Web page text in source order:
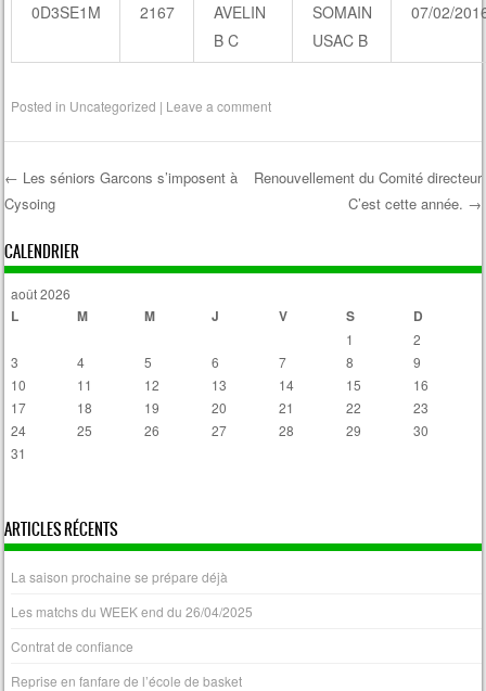
0D3SE1M 2167
AVELIN
B C
SOMAIN
USAC B
07/02/
Posted in Uncategorized | Leave a comment
Post navigation
← Les séniors Garcons s’imposent à
Cysoing
Renouvellement du Comité directeur
C’est cette année. →
CALENDRIER
août 2026
L M M J V S D
1
2
3
4 5 6 7 8
9
10
11 12 13 14 15
16
17
18 19 20 21 22
23
24
25 26 27 28 29
30
31
ARTICLES RÉCENTS
La saison prochaine se prépare déjà
Les matchs du WEEK end du 26/04/2025
Contrat de confiance
Reprise en fanfare de l’école de basket